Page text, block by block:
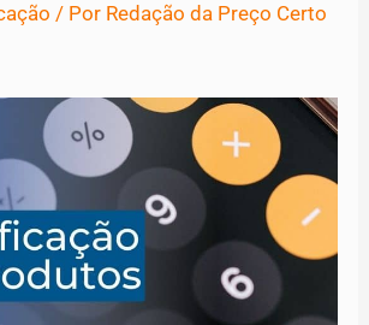
/ Por Redação da Preço Certo